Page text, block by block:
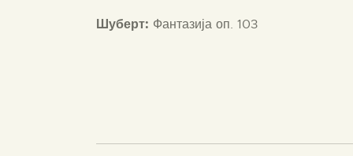
Шуберт: Фантазија оп. 103